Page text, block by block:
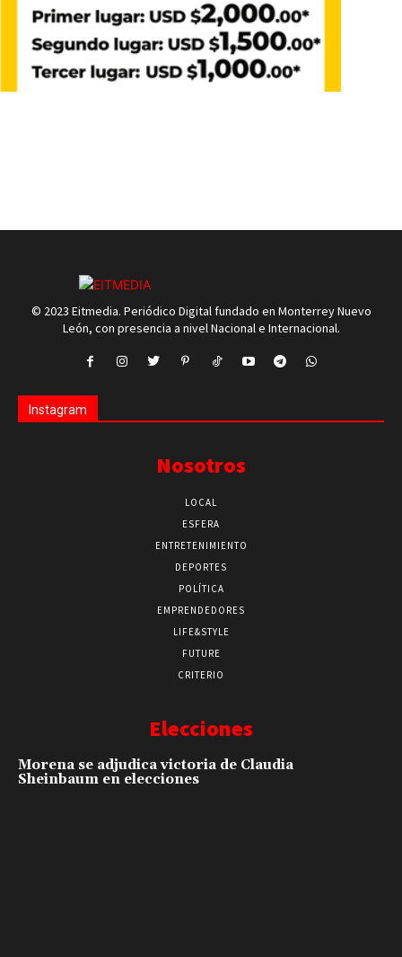
© 2023 Eitmedia. Periódico Digital fundado en Monterrey Nuevo
León, con presencia a nivel Nacional e Internacional.
Instagram
Nosotros
LOCAL
ESFERA
ENTRETENIMIENTO
DEPORTES
POLÍTICA
EMPRENDEDORES
LIFE&STYLE
FUTURE
CRITERIO
Elecciones
Morena se adjudica victoria de Claudia
Sheinbaum en elecciones